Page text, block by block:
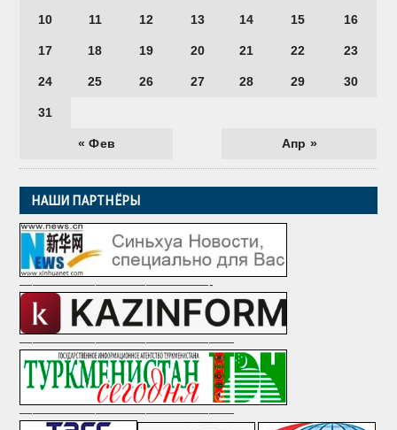
« Фев Апр »
10 11 12 13 14 15 16
17 18 19 20 21 22 23
24 25 26 27 28 29 30
31
НАШИ ПАРТНЁРЫ
———————————————-
—————————————————
—————————————————